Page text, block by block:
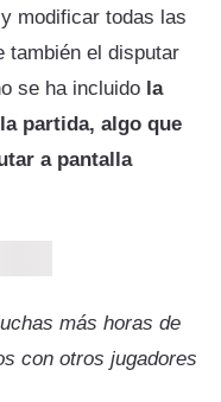
modificar todas las
también el disputar
se ha incluido la
partida, algo que
a pantalla
más horas de
con otros jugadores